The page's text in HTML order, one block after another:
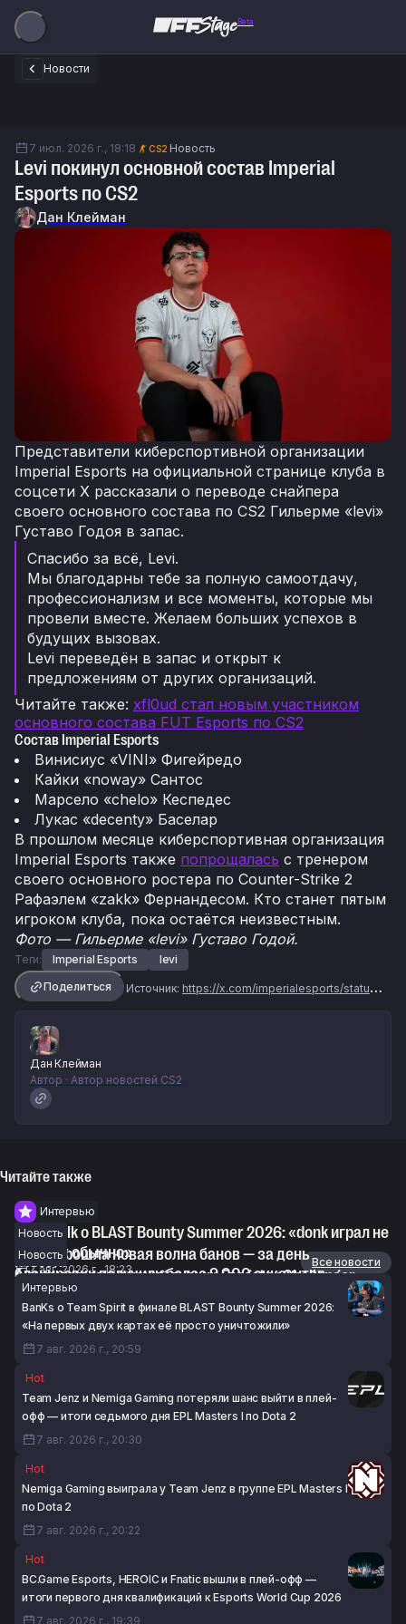
Beta
Новости
7 июл. 2026 г., 18:18 CS2 Новость
Levi покинул основной состав Imperial
Esports по CS2
Дан Клейман
Представители киберспортивной организации
Imperial Esports на официальной странице клуба в
соцсети X рассказали о переводе снайпера
своего основного состава по CS2 Гильерме «levi»
Густаво Годоя в запас.
Спасибо за всё, Levi.
Мы благодарны тебе за полную самоотдачу,
профессионализм и все моменты, которые мы
провели вместе. Желаем больших успехов в
будущих вызовах.
Levi переведён в запас и открыт к
предложениям от других организаций.
Читайте также: xfl0ud стал новым участником
основного состава FUT Esports по CS2
Состав Imperial Esports
Винисиус «VINI» Фигейредо
Кайки «noway» Сантос
Марсело «chelo» Кеспедес
Лукас «decenty» Баселар
В прошлом месяце киберспортивная организация
Imperial Esports также попрощалась с тренером
своего основного ростера по Counter-Strike 2
Рафаэлем «zakk» Фернандесом. Кто станет пятым
игроком клуба, пока остаётся неизвестным.
Фото — Гильерме «levi» Густаво Годой.
Теги: Imperial Esports
levi
Поделиться
Источник: https://x.com/imperialesports/status/2074512249146720569
Дан Клейман
Автор · Автор новостей CS2
Читайте также
Интервью
Devilwalk о BLAST Bounty Summer 2026: «donk играл не
так, как обычно»
7 авг. 2026 г., 18:23
Новость
В CS2 прошла новая волна банов — за день
блокировки получили более 9 000 аккаунтов
7 авг. 2026 г., 16:52
Новость
Анонсирован женский турнир Fragster Challenger
Female Masters #1 по CS2
7 авг. 2026 г., 16:26
Новости
Все новости
Интервью
BanKs о Team Spirit в финале BLAST Bounty Summer 2026:
«На первых двух картах её просто уничтожили»
7 авг. 2026 г., 20:59
Hot
Team Jenz и Nemiga Gaming потеряли шанс выйти в плей-
офф — итоги седьмого дня EPL Masters I по Dota 2
7 авг. 2026 г., 20:30
Hot
Nemiga Gaming выиграла у Team Jenz в группе EPL Masters I
по Dota 2
7 авг. 2026 г., 20:22
Hot
BC.Game Esports, HEROIC и Fnatic вышли в плей-офф —
итоги первого дня квалификаций к Esports World Cup 2026
7 авг. 2026 г., 19:39